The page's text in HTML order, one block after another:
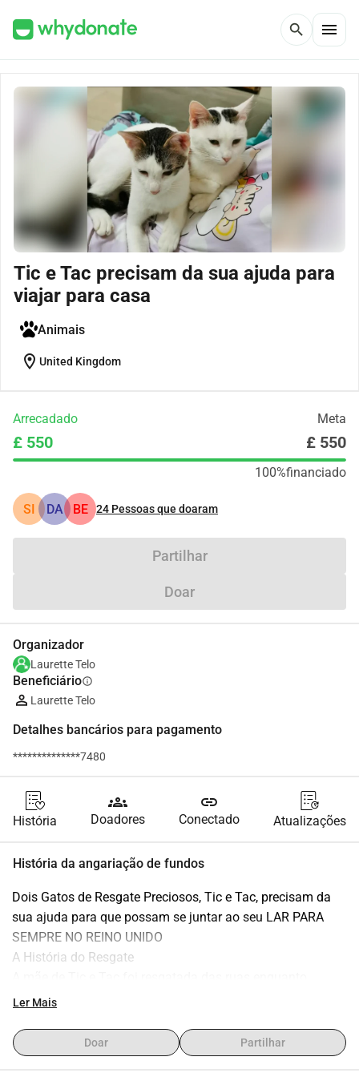
search menu
Tic e Tac precisam da sua ajuda para
viajar para casa
Animais
location_on United Kingdom
Arrecadado Meta
£ 550 £ 550
100%financiado
SI DA BE 24 Pessoas que doaram
Partilhar
Doar
Organizador
Laurette Telo
Beneficiárioinfo
Laurette Telo
Detalhes bancários para pagamento
**************7480
História
groups
Doadores
link
Conectado Atualizações
História da angariação de fundos
Dois Gatos de Resgate Preciosos, Tic e Tac, precisam da
sua ajuda para que possam se juntar ao seu LAR PARA
SEMPRE NO REINO UNIDO
A História do Resgate
estava grávida e prestes a dar à luz.
sobreviveram.
Todos foram colocados em lares temporários e,
Ler Mais
Doar Partilhar